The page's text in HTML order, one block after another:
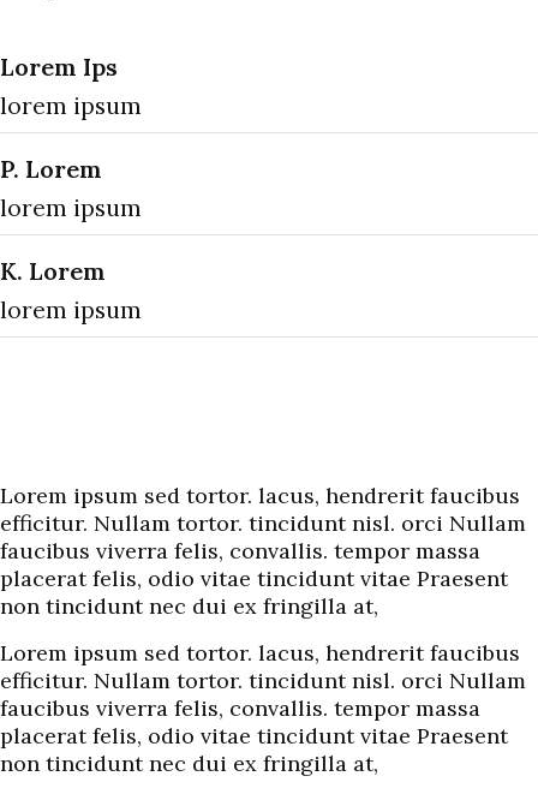
Lorem Ips
lorem ipsum
P. Lorem
lorem ipsum
K. Lorem
lorem ipsum
Lorem ipsum sed tortor. lacus, hendrerit faucibus
efficitur. Nullam tortor. tincidunt nisl. orci Nullam
faucibus viverra felis, convallis. tempor massa
placerat felis, odio vitae tincidunt vitae Praesent
non tincidunt nec dui ex fringilla at,
Lorem ipsum sed tortor. lacus, hendrerit faucibus
efficitur. Nullam tortor. tincidunt nisl. orci Nullam
faucibus viverra felis, convallis. tempor massa
placerat felis, odio vitae tincidunt vitae Praesent
non tincidunt nec dui ex fringilla at,